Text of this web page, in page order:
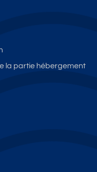
la partie hébergement